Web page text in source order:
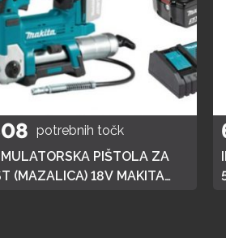
potrebnih točk
PIŠTOLA ZA
(MAZALICA) 18V MAKITA